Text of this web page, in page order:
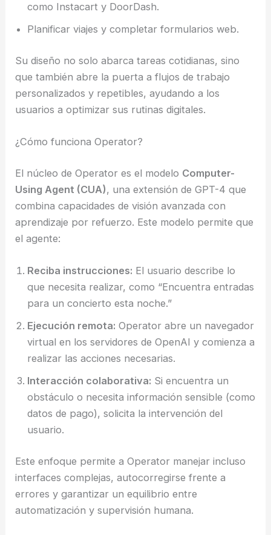
como Instacart y DoorDash.
Planificar viajes y completar formularios web.
Su diseño no solo abarca tareas cotidianas, sino
que también abre la puerta a flujos de trabajo
personalizados y repetibles, ayudando a los
usuarios a optimizar sus rutinas digitales.
¿Cómo funciona Operator?
El núcleo de Operator es el modelo Computer-
Using Agent (CUA), una extensión de GPT-4 que
combina capacidades de visión avanzada con
aprendizaje por refuerzo. Este modelo permite que
el agente:
Reciba instrucciones: El usuario describe lo
que necesita realizar, como “Encuentra entradas
para un concierto esta noche.”
Ejecución remota: Operator abre un navegador
virtual en los servidores de OpenAI y comienza a
realizar las acciones necesarias.
Interacción colaborativa: Si encuentra un
obstáculo o necesita información sensible (como
datos de pago), solicita la intervención del
usuario.
Este enfoque permite a Operator manejar incluso
interfaces complejas, autocorregirse frente a
errores y garantizar un equilibrio entre
automatización y supervisión humana.